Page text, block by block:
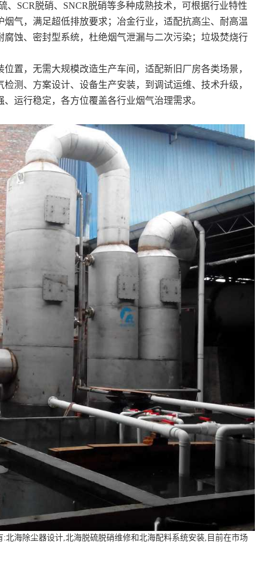
SCR脱硝、SNCR脱硝等多种成熟技术，可根据行业特性
气，满足超低排放要求；冶金行业，适配抗高尘、耐高温
蚀、密封型系统，杜绝烟气泄漏与二次污染；垃圾焚烧行
，无需大规模改造生产车间，适配新旧厂房各类场景，
测、方案设计、设备生产安装，到调试运维、技术升级，
运行稳定，各方位覆盖各行业烟气治理需求。
海除尘器设计,北海脱硫脱硝维修和北海配料系统安装,目前在市场